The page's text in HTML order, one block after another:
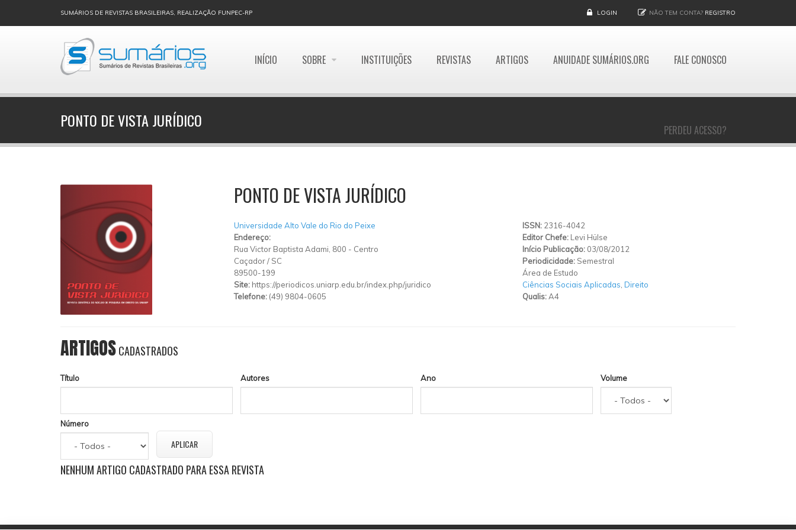
SUMÁRIOS DE REVISTAS BRASILEIRAS, REALIZAÇÃO FUNPEC-RP LOGIN NÃO TEM CONTA? REGISTRO
INÍCIO SOBRE INSTITUIÇÕES REVISTAS ARTIGOS ANUIDADE SUMÁRIOS.ORG FALE CONOSCO
PERDEU ACESSO?
PONTO DE VISTA JURÍDICO
PONTO DE VISTA JURÍDICO
Universidade Alto Vale do Rio do Peixe
Endereço:
Rua Victor Baptista Adami, 800 - Centro
Caçador/ SC
89500-199
Site: https://periodicos.uniarp.edu.br/index.php/juridico
Telefone: (49) 9804-0605
ISSN: 2316-4042
Editor Chefe: Levi Hülse
Início Publicação: 03/08/2012
Periodicidade: Semestral
Área de Estudo
Ciências Sociais Aplicadas Direito
Qualis:A4
ARTIGOSCADASTRADOS
Título Autores Ano Volume
Número
NENHUM ARTIGO CADASTRADO PARA ESSA REVISTA